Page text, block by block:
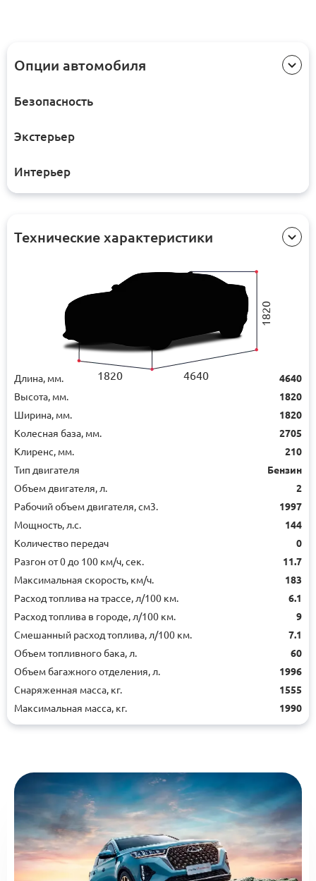
Опции автомобиля
Безопасность
Экстерьер
Интерьер
Технические характеристики
4640
1820
1820
Длина, мм.
4640
Высота, мм.
1820
Ширина, мм.
1820
Колесная база, мм.
2705
Клиренс, мм.
210
Тип двигателя
Бензин
Объем двигателя, л.
2
Рабочий объем двигателя, см3.
1997
Мощность, л.с.
144
Количество передач
0
Разгон от 0 до 100 км/ч, сек.
11.7
Максимальная скорость, км/ч.
183
Расход топлива на трассе, л/100 км.
6.1
Расход топлива в городе, л/100 км.
9
Смешанный расход топлива, л/100 км.
7.1
Объем топливного бака, л.
60
Объем багажного отделения, л.
1996
Снаряженная масса, кг.
1555
Максимальная масса, кг.
1990